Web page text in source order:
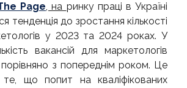
Page, на ринку праці в Україні
тенденція до зростання кількості
у 2023 та 2024 роках. У
вакансій для маркетологів
з попереднім роком. Це
те, що попит на кваліфікованих